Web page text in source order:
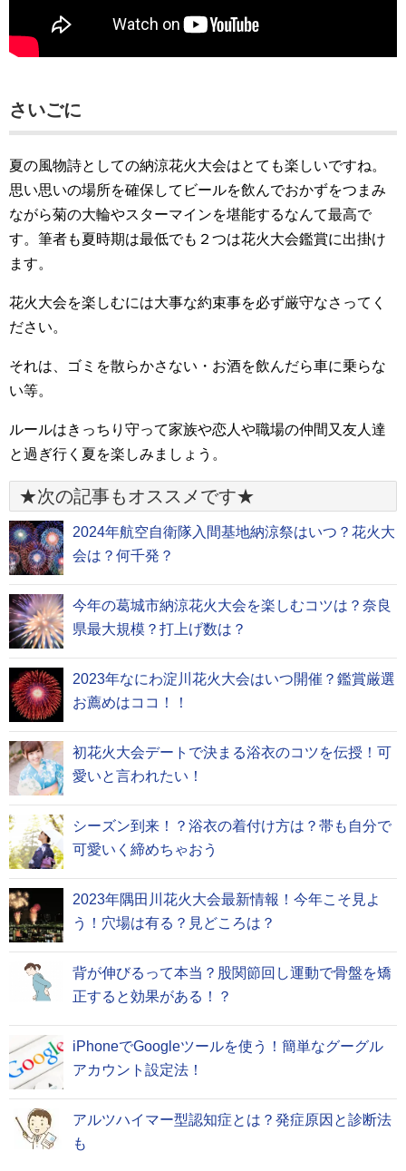
さいごに
夏の風物詩としての納涼花火大会はとても楽しいですね。
思い思いの場所を確保してビールを飲んでおかずをつまみ
ながら菊の大輪やスターマインを堪能するなんて最高で
す。筆者も夏時期は最低でも２つは花火大会鑑賞に出掛け
ます。
花火大会を楽しむには大事な約束事を必ず厳守なさってく
ださい。
それは、ゴミを散らかさない・お酒を飲んだら車に乗らな
い等。
ルールはきっちり守って家族や恋人や職場の仲間又友人達
と過ぎ行く夏を楽しみましょう。
★次の記事もオススメです★
2024年航空自衛隊入間基地納涼祭はいつ？花火大
会は？何千発？
今年の葛城市納涼花火大会を楽しむコツは？奈良
県最大規模？打上げ数は？
2023年なにわ淀川花火大会はいつ開催？鑑賞厳選
お薦めはココ！！
初花火大会デートで決まる浴衣のコツを伝授！可
愛いと言われたい！
シーズン到来！？浴衣の着付け方は？帯も自分で
可愛いく締めちゃおう
2023年隅田川花火大会最新情報！今年こそ見よ
う！穴場は有る？見どころは？
背が伸びるって本当？股関節回し運動で骨盤を矯
正すると効果がある！？
iPhoneでGoogleツールを使う！簡単なグーグル
アカウント設定法！
アルツハイマー型認知症とは？発症原因と診断法
も